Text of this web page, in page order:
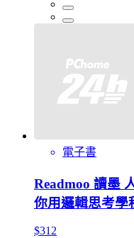
電子書
Readmoo 讀墨
你用邏輯思考學
$312